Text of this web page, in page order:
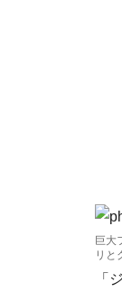
巨大
リと
「